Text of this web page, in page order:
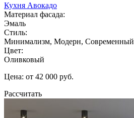
Кухня Авокадо
Материал фасада:
Эмаль
Стиль:
Минимализм, Модерн, Современный
Цвет:
Оливковый
Цена: от 42 000 руб.
Рассчитать